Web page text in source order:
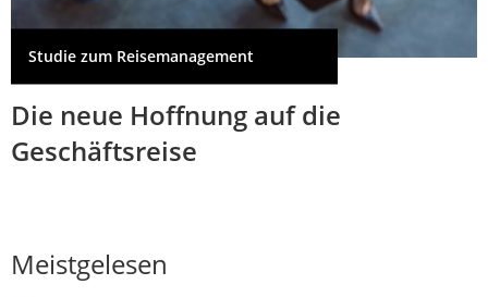
Studie zum Reisemanagement
Die neue Hoffnung auf die
Geschäftsreise
Meistgelesen